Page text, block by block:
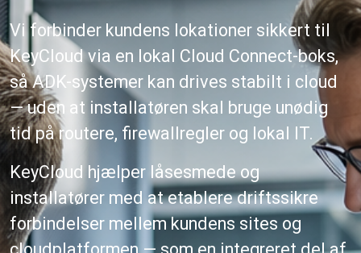
Vi forbinder kundens lokationer sikkert til
KeyCloud via en lokal Cloud Connect-boks,
så ADK-systemer kan drives stabilt i cloud
— uden at installatøren skal bruge unødig
tid på routere, firewallregler og lokal IT.
KeyCloud hjælper låsesmede og
installatører med at etablere driftssikre
forbindelser mellem kundens sites og